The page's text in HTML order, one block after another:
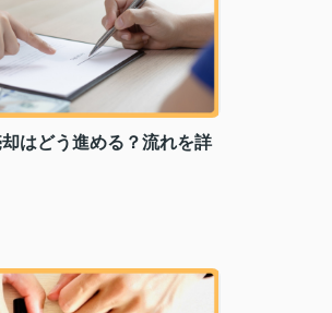
はどう進める？流れを詳